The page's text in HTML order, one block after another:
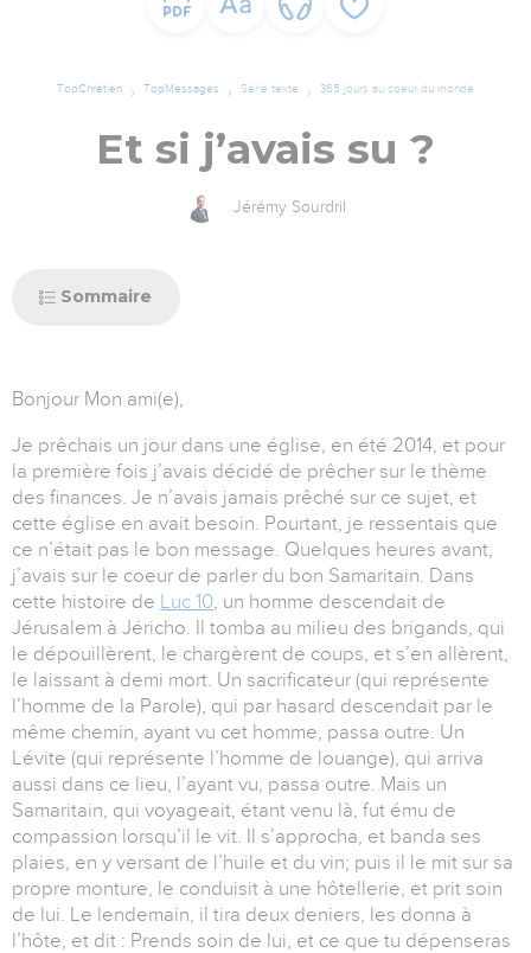
TopChrétien TopMessages Série texte 365 jours au coeur du monde
Et si j’avais su ?
Jérémy Sourdril
Sommaire
Bonjour Mon ami(e),
Je prêchais un jour dans une église, en été 2014, et pour
la première fois j’avais décidé de prêcher sur le thème
des finances. Je n’avais jamais prêché sur ce sujet, et
cette église en avait besoin. Pourtant, je ressentais que
ce n’était pas le bon message. Quelques heures avant,
j’avais sur le coeur de parler du bon Samaritain. Dans
cette histoire de Luc 10 , un homme descendait de
Jérusalem à Jéricho. Il tomba au milieu des brigands, qui
le dépouillèrent, le chargèrent de coups, et s’en allèrent,
le laissant à demi mort. Un sacrificateur (qui représente
l’homme de la Parole), qui par hasard descendait par le
même chemin, ayant vu cet homme, passa outre. Un
Lévite (qui représente l’homme de louange), qui arriva
aussi dans ce lieu, l’ayant vu, passa outre. Mais un
Samaritain, qui voyageait, étant venu là, fut ému de
compassion lorsqu’il le vit. Il s’approcha, et banda ses
plaies, en y versant de l’huile et du vin; puis il le mit sur sa
propre monture, le conduisit à une hôtellerie, et prit soin
de lui. Le lendemain, il tira deux deniers, les donna à
l’hôte, et dit : Prends soin de lui, et ce que tu dépenseras